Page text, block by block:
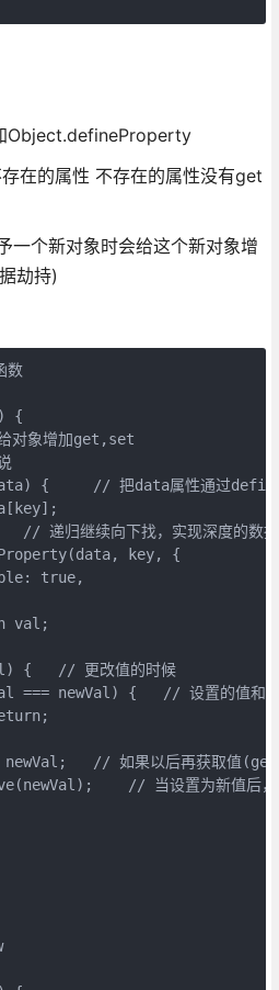
Object.defineProperty
在的属性 不存在的属性没有get
一个新对象时会给这个新对象增
劫持)
数
{
对象增加get,set
{     // 把data属性通过
// 递归继续向下找，实现深度的数
key, {
true,
val;
{   // 更改值的时候
=== newVal) {   // 设置的值和以
// 如果以后再获取值(get)
// 当设置为新值后，